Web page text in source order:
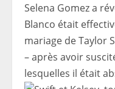
Selena Gomez a
Blanco était
mariage de Taylor
– après avoir
lesquelles il était